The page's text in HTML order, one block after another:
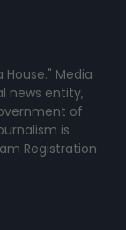
Media
news entity,
of
is
Registration